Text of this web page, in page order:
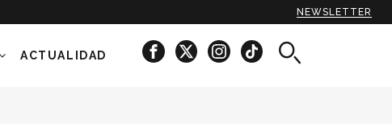
NEWSLETTER
ACTUALIDAD